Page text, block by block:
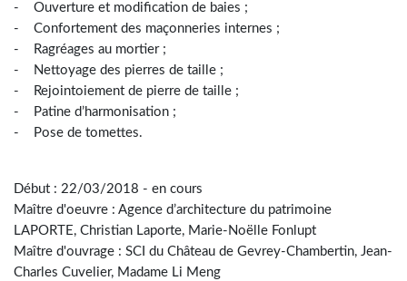
- Ouverture et modification de baies ;
- Confortement des maçonneries internes ;
- Ragréages au mortier ;
- Nettoyage des pierres de taille ;
- Rejointoiement de pierre de taille ;
- Patine d’harmonisation ;
- Pose de tomettes.
Début : 22/03/2018 - en cours
Maître d'oeuvre : Agence d’architecture du patrimoine
LAPORTE, Christian Laporte, Marie-Noëlle Fonlupt
Maître d'ouvrage : SCI du Château de Gevrey-Chambertin, Jean-
Charles Cuvelier, Madame Li Meng